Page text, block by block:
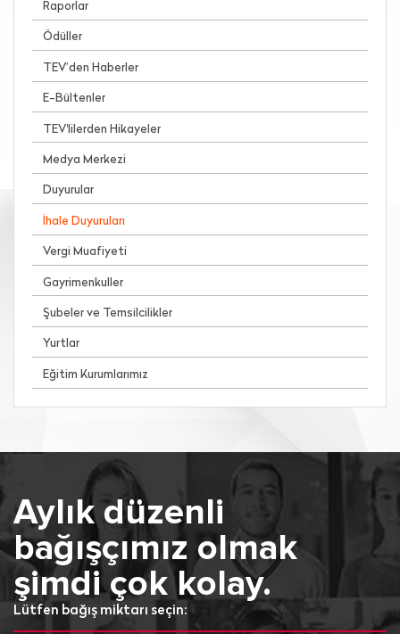
Raporlar
Ödüller
TEV’den Haberler
E-Bültenler
TEV'lilerden Hikayeler
Medya Merkezi
Duyurular
İhale Duyuruları
Vergi Muafiyeti
Gayrimenkuller
Şubeler ve Temsilcilikler
Yurtlar
Eğitim Kurumlarımız
Aylık düzenli
bağışçımız olmak
şimdi çok kolay.
Lütfen bağış miktarı seçin: